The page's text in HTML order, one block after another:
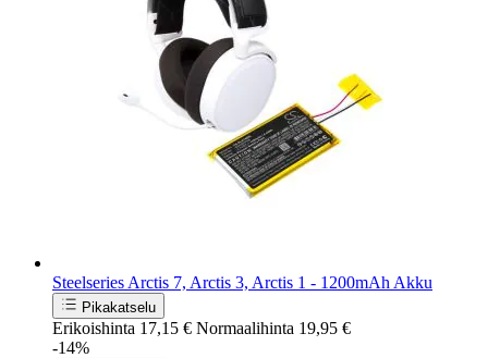
Steelseries Arctis 7, Arctis 3, Arctis 1 - 1200mAh Akku
Pikakatselu
Erikoishinta 17,15 € Normaalihinta 19,95 €
-14%